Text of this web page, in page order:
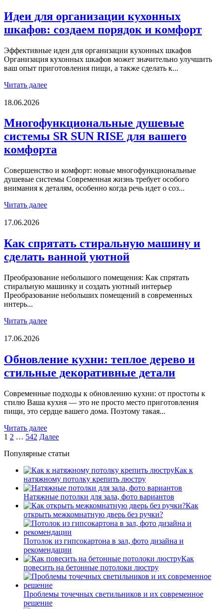
Идеи для организации кухонных
шкафов: создаем порядок и комфорт
Эффективные идеи для организации кухонных шкафов
Организация кухонных шкафов может значительно улучшить
ваш опыт приготовления пищи, а также сделать к...
Читать далее
18.06.2026
Многофункциональные душевые
системы SR SUN RISE для вашего
комфорта
Совершенство и комфорт: новые многофункциональные
душевые системы Современная жизнь требует особого
внимания к деталям, особенно когда речь идет о соз...
Читать далее
17.06.2026
Как спрятать стиральную машину и
сделать ванной уютной
Преобразование небольшого помещения: Как спрятать
стиральную машинку и создать уютный интерьер
Преобразование небольших помещений в современных
интерь...
Читать далее
17.06.2026
Обновление кухни: теплое дерево и
стильные декоративные детали
Современные подходы к обновлению кухни: от простоты к
стилю Ваша кухня — это не просто место приготовления
пищи, это сердце вашего дома. Поэтому такая...
Читать далее
1 2 … 542 Далее
Популярные статьи
Как к
натяжному потолку крепить люстру
Натяжные потолки для зала, фото вариантов
Как
открыть межкомнатную дверь без ручки?
Потолок из гипсокартона в зал, фото дизайна и
рекомендации
Как
повесить на бетонные потолоки люстру
Проблемы точечных светильников и их современное
решение